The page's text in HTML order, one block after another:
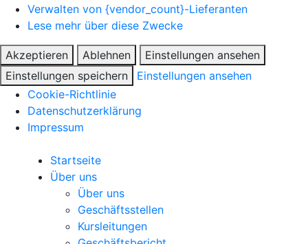
Verwalten von {vendor_count}-Lieferanten
Lese mehr über diese Zwecke
Akzeptieren Ablehnen
Einstellungen ansehen
Einstellungen speichern
Einstellungen ansehen
Cookie-Richtlinie
Datenschutzerklärung
Impressum
Startseite
Über uns
Über uns
Geschäftsstellen
Kursleitungen